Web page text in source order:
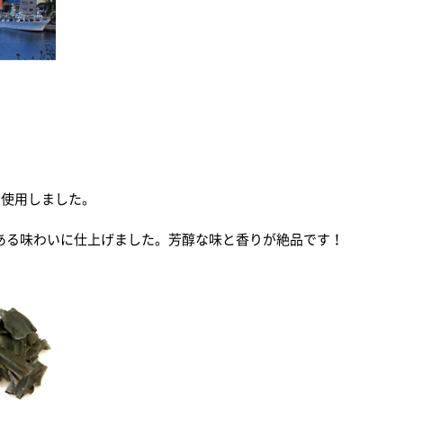
用しました。
味わいに仕上げました。芳醇な味と香りが絶品です！